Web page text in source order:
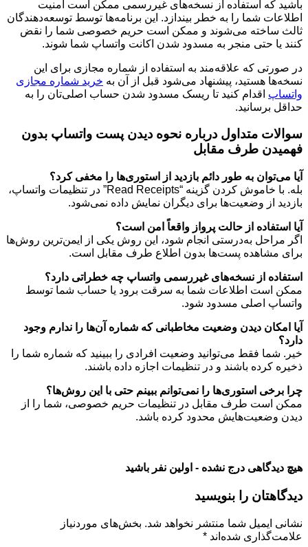
باشید که استفاده از نسخه‌های غیررسمی ممکن است امنیت
اطلاعات شما را به خطر بیندازد. این برنامه‌ها توسط توسعه‌دهندگان
ثالث ساخته می‌شوند و ممکن است حریم خصوصی شما را نقض
کنند یا حتی منجر به مسدود شدن اکانت واتساپ شما شوند.
در صورتی که علاقه‌مند به استفاده از شماره مجازی برای این
نسخه‌ها هستید، پیشنهاد می‌شود قبل از آن به خرید شماره مجازی
واتساپ اقدام کنید تا ریسک مسدود شدن حساب اصلی‌تان را به
حداقل برسانید.
سوالات متداول درباره نحوه دیدن پست واتساپ بدون
فهمیدن طرف مقابل
آیا می‌توان به طور دائم بازدید از استوری‌ها را مخفی کرد؟
بله. با خاموش کردن گزینه “Read Receipts” در تنظیمات واتساپ،
بازدید از وضعیت‌ها برای دیگران نمایش داده نمی‌شود.
آیا استفاده از حالت پرواز واقعاً امن است؟
اگر مراحل به‌درستی انجام شود، این روش یکی از ایمن‌ترین روش‌ها
برای مشاهده پست‌ها بدون اطلاع طرف مقابل است.
استفاده از نسخه‌های غیررسمی واتساپ چه خطراتی دارد؟
ممکن است اطلاعات شما به سرقت برود یا حساب شما توسط
واتساپ اصلی مسدود شود.
آیا امکان دیدن وضعیت مخاطبانی که شماره آن‌ها را ندارم وجود
دارد؟
خیر. شما فقط می‌توانید وضعیت افرادی را ببینید که شماره شما را
ذخیره کرده باشند و در تنظیمات اجازه داده باشند.
چرا برخی استوری‌ها را نمی‌توانم ببینم حتی با این روش‌ها؟
ممکن است طرف مقابل در تنظیمات حریم خصوصی، شما را از
دیدن وضعیت‌هایش محدود کرده باشد.
هیچ دیدگاهی درج نشده - اولین نفر باشید
دیدگاهتان را بنویسید
نشانی ایمیل شما منتشر نخواهد شد. بخش‌های موردنیاز
علامت‌گذاری شده‌اند *